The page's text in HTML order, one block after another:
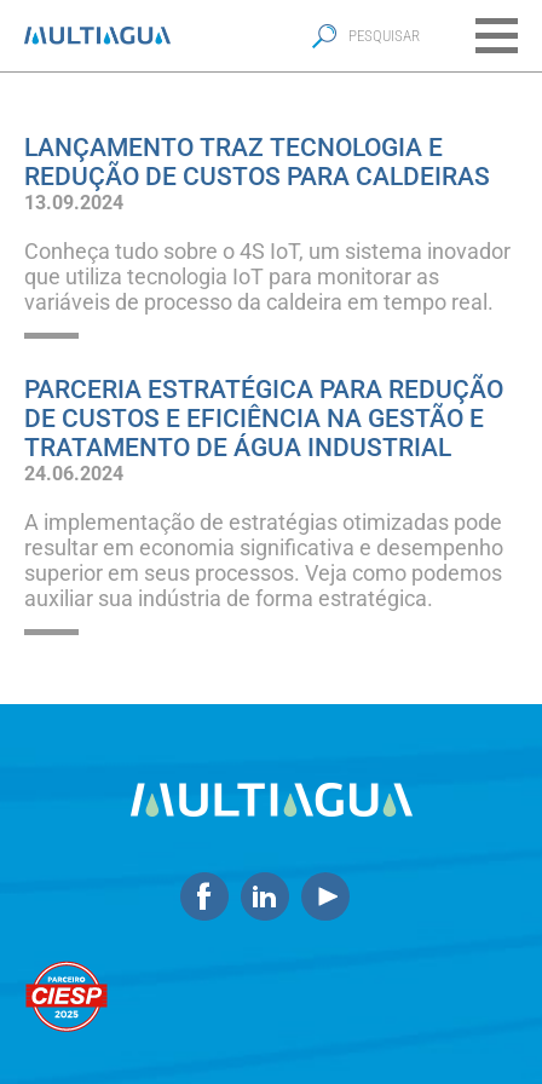
LANÇAMENTO TRAZ TECNOLOGIA E
REDUÇÃO DE CUSTOS PARA CALDEIRAS
13.09.2024
Conheça tudo sobre o 4S IoT, um sistema inovador
que utiliza tecnologia IoT para monitorar as
variáveis de processo da caldeira em tempo real.
PARCERIA ESTRATÉGICA PARA REDUÇÃO
DE CUSTOS E EFICIÊNCIA NA GESTÃO E
TRATAMENTO DE ÁGUA INDUSTRIAL
24.06.2024
A implementação de estratégias otimizadas pode
resultar em economia significativa e desempenho
superior em seus processos. Veja como podemos
auxiliar sua indústria de forma estratégica.